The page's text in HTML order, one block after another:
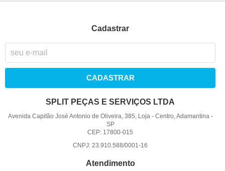
Cadastrar
CADASTRAR
SPLIT PEÇAS E SERVIÇOS LTDA
Avenida Capitão José Antonio de Oliveira, 385, Loja- Centro, Adamantina-
SP
CEP: 17800-015
CNPJ: 23.910.588/0001-16
Atendimento